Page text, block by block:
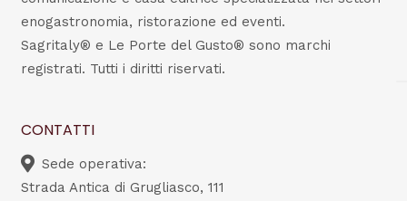
enogastronomia, ristorazione ed eventi.
Sagritaly® e Le Porte del Gusto® sono marchi
registrati. Tutti i diritti riservati.
CONTATTI
Sede operativa:
Strada Antica di Grugliasco, 111